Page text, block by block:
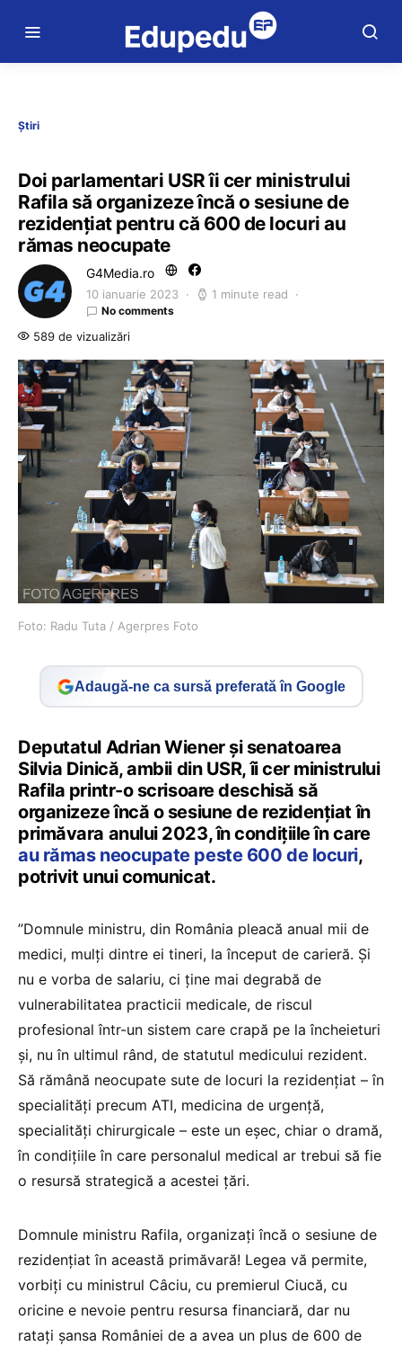
Știri
Doi parlamentari USR îi cer ministrului
Rafila să organizeze încă o sesiune de
rezidențiat pentru că 600 de locuri au
rămas neocupate
G4Media.ro
10 ianuarie 2023 1 minute read
No comments
589 de vizualizări
Foto: Radu Tuta / Agerpres Foto
Adaugă-ne ca sursă preferată în Google
Deputatul Adrian Wiener și senatoarea
Silvia Dinică, ambii din USR, îi cer ministrului
Rafila printr-o scrisoare deschisă să
organizeze încă o sesiune de rezidențiat în
primăvara anului 2023, în condițiile în care
au rămas neocupate peste 600 de locuri,
potrivit unui comunicat.
”Domnule ministru, din România pleacă anual mii de
medici, mulți dintre ei tineri, la început de carieră. Și
nu e vorba de salariu, ci ține mai degrabă de
vulnerabilitatea practicii medicale, de riscul
profesional într-un sistem care crapă pe la încheieturi
și, nu în ultimul rând, de statutul medicului rezident.
Să rămână neocupate sute de locuri la rezidențiat – în
specialități precum ATI, medicina de urgență,
specialități chirurgicale – este un eșec, chiar o dramă,
în condițiile în care personalul medical ar trebui să fie
o resursă strategică a acestei țări.
Domnule ministru Rafila, organizați încă o sesiune de
rezidențiat în această primăvară! Legea vă permite,
vorbiți cu ministrul Câciu, cu premierul Ciucă, cu
oricine e nevoie pentru resursa financiară, dar nu
ratați șansa României de a avea un plus de 600 de